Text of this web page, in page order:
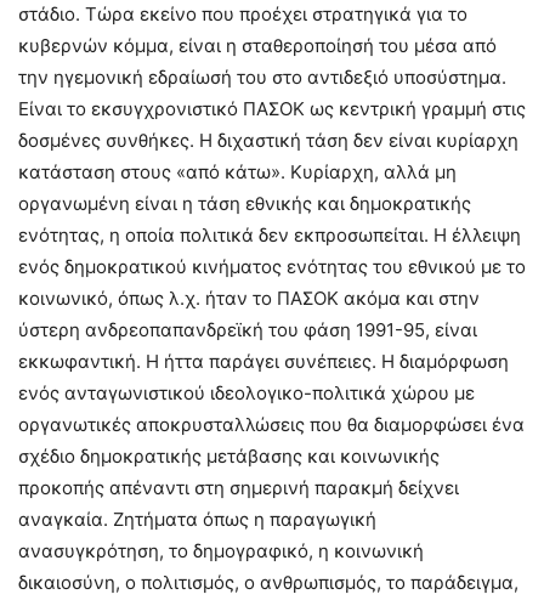
στάδιο. Τώρα εκείνο που προέχει στρατηγικά για το
κυβερνών κόμμα, είναι η σταθεροποίησή του μέσα από
την ηγεμονική εδραίωσή του στο αντιδεξιό υποσύστημα.
Είναι το εκσυγχρονιστικό ΠΑΣΟΚ ως κεντρική γραμμή στις
δοσμένες συνθήκες. Η διχαστική τάση δεν είναι κυρίαρχη
κατάσταση στους «από κάτω». Κυρίαρχη, αλλά μη
οργανωμένη είναι η τάση εθνικής και δημοκρατικής
ενότητας, η οποία πολιτικά δεν εκπροσωπείται. Η έλλειψη
ενός δημοκρατικού κινήματος ενότητας του εθνικού με το
κοινωνικό, όπως λ.χ. ήταν το ΠΑΣΟΚ ακόμα και στην
ύστερη ανδρεοπαπανδρεϊκή του φάση 1991-95, είναι
εκκωφαντική. Η ήττα παράγει συνέπειες. Η διαμόρφωση
ενός ανταγωνιστικού ιδεολογικο-πολιτικά χώρου με
οργανωτικές αποκρυσταλλώσεις που θα διαμορφώσει ένα
σχέδιο δημοκρατικής μετάβασης και κοινωνικής
προκοπής απέναντι στη σημερινή παρακμή δείχνει
αναγκαία. Ζητήματα όπως η παραγωγική
ανασυγκρότηση, το δημογραφικό, η κοινωνική
δικαιοσύνη, ο πολιτισμός, ο ανθρωπισμός, το παράδειγμα,